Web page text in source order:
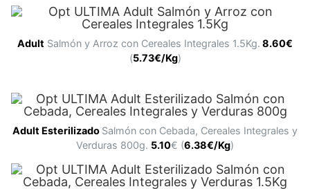
Adult Salmón y Arroz con Cereales Integrales 1.5Kg. 8.60€
(5.73€/Kg)
Adult Esterilizado Salmón con Cebada, Cereales Integrales y
Verduras 800g. 5.10€ (6.38€/Kg)